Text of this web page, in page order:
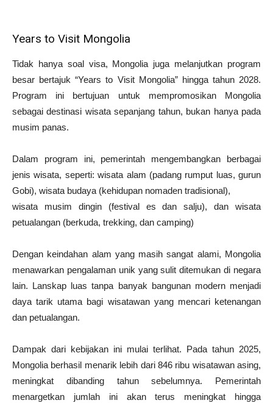
Years to Visit Mongolia
Tidak hanya soal visa, Mongolia juga melanjutkan program
besar bertajuk “Years to Visit Mongolia” hingga tahun 2028.
Program ini bertujuan untuk mempromosikan Mongolia
sebagai destinasi wisata sepanjang tahun, bukan hanya pada
musim panas.
Dalam program ini, pemerintah mengembangkan berbagai
jenis wisata, seperti: wisata alam (padang rumput luas, gurun
Gobi), wisata budaya (kehidupan nomaden tradisional),
wisata musim dingin (festival es dan salju), dan wisata
petualangan (berkuda, trekking, dan camping)
Dengan keindahan alam yang masih sangat alami, Mongolia
menawarkan pengalaman unik yang sulit ditemukan di negara
lain. Lanskap luas tanpa banyak bangunan modern menjadi
daya tarik utama bagi wisatawan yang mencari ketenangan
dan petualangan.
Dampak dari kebijakan ini mulai terlihat. Pada tahun 2025,
Mongolia berhasil menarik lebih dari 846 ribu wisatawan asing,
meningkat dibanding tahun sebelumnya. Pemerintah
menargetkan jumlah ini akan terus meningkat hingga